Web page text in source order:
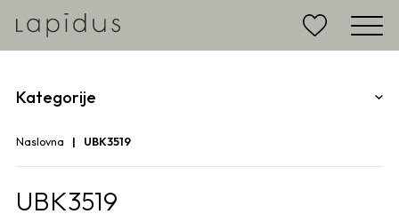
Kategorije
Naslovna UBK3519
UBK3519